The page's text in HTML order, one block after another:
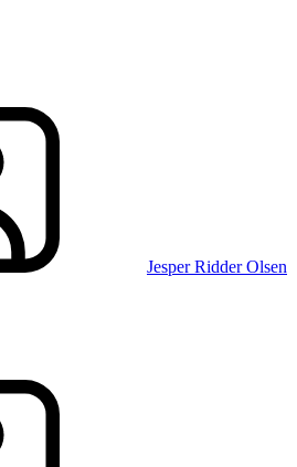
Jesper Ridder Olsen